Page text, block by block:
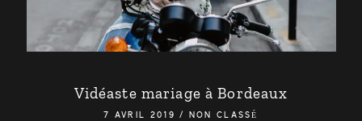
Vidéaste mariage à Bordeaux
7 AVRIL 2019/ NON CLASSÉ